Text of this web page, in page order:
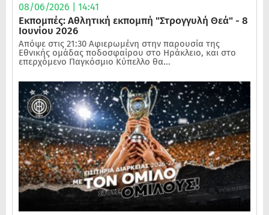
08/06/2026 | 14:41
Εκπομπές: Αθλητική εκπομπή "Στρογγυλή Θεά" - 8
Ιουνίου 2026
Απόψε στις 21:30 Αφιερωμένη στην παρουσία της
Εθνικής ομάδας ποδοσφαίρου στο Ηράκλειο, και στο
επερχόμενο Παγκόσμιο Κύπελλο θα...